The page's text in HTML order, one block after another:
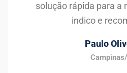
solução rápida para a
indico e
Paulo